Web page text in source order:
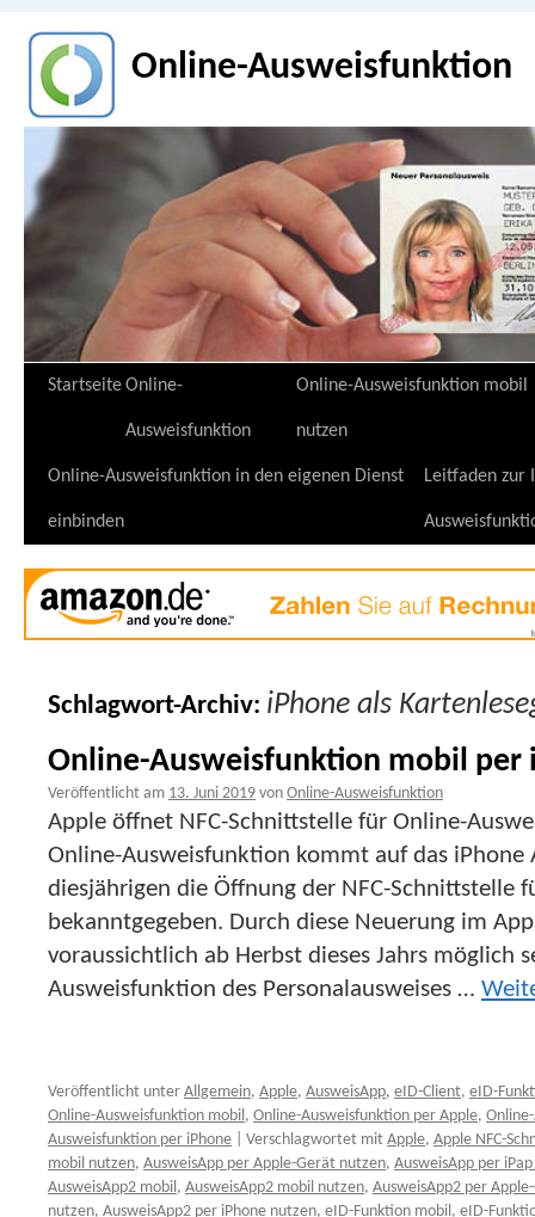
Online-Ausweisfunktion
Zum
springen
StartseiteOnline-
Ausweisfunktion
Online-Ausweisfunktion mobil
nutzen
Online-Ausweisfunktion in den eigenen Dienst
einbinden
Leitfaden zur
Schlagwort-Archiv: iPhone als
Online-Ausweisfunktion mobil per
Veröffentlicht am 13. Juni 2019 von Online-Ausweisfunktion
Apple öffnet NFC-Schnittstelle für Online-
Online-Ausweisfunktion kommt auf das iPhone
diesjährigen die Öffnung der NFC-Schnittstelle
bekanntgegeben. Durch diese Neuerung im
voraussichtlich ab Herbst dieses Jahrs möglich
Ausweisfunktion des Personalausweises …
Veröffentlicht unter Allgemein, Apple, AusweisApp, eID-Client, eID-
Online-Ausweisfunktion mobil, Online-Ausweisfunktion per Apple,
Ausweisfunktion per iPhone
Verschlagwortet mit Apple, Apple NFC-
mobil nutzen, AusweisApp per Apple-Gerät nutzen, AusweisApp per
AusweisApp2 mobil, AusweisApp2 mobil nutzen, AusweisApp2 per
nutzen, AusweisApp2 per iPhone nutzen, eID-Funktion mobil, eID-